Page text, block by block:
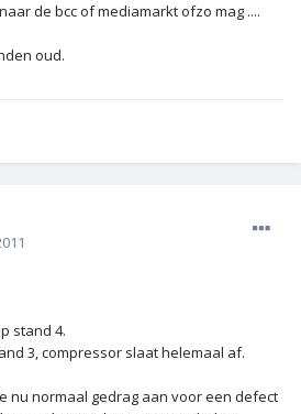
de bcc of mediamarkt ofzo mag ....
oud.
stand 4.
3, compressor slaat helemaal af.
nu normaal gedrag aan voor een defect